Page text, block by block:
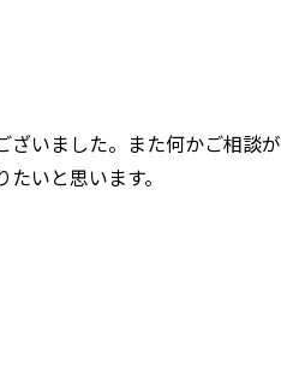
ざいました。また何かご相談が
いと思います。